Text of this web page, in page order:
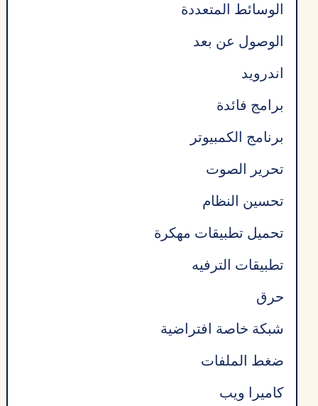
الوسائط المتعددة
الوصول عن بعد
اندرويد
برامج فائدة
برنامج الكمبيوتر
تحرير الصوت
تحسين النظام
تحميل تطبيقات مهكرة
تطبيقات الترفيه
حرق
شبكة خاصة افتراضية
ضغط الملفات
كاميرا ويب